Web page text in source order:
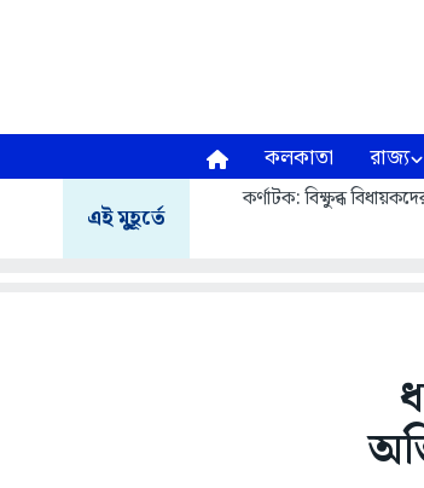
কলকাতা রাজ্য
এই মুহূর্তে
কর্ণাটক: বিক্ষুব্ধ